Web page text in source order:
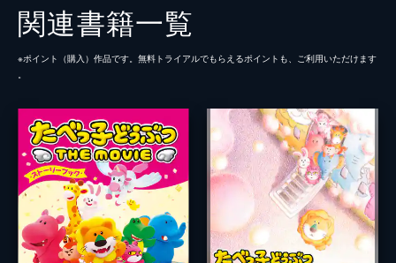
関連書籍一覧
※ポイント（購⼊）作品です。無料トライアルでもらえるポイントも、ご利⽤いただけます
。